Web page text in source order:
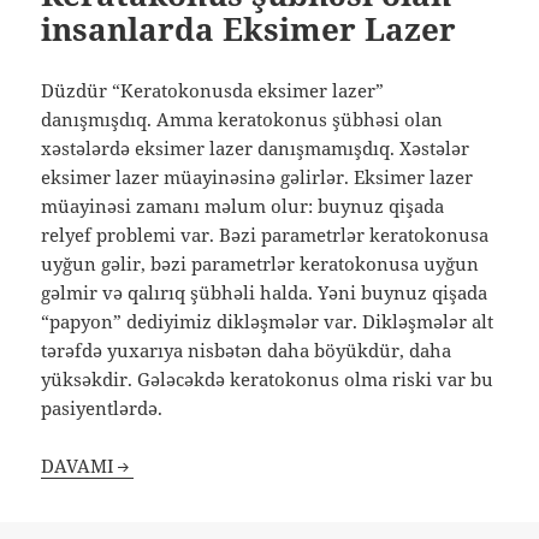
insanlarda Eksimer Lazer
Düzdür “Keratokonusda eksimer lazer”
danışmışdıq. Amma keratokonus şübhəsi olan
xəstələrdə eksimer lazer danışmamışdıq. Xəstələr
eksimer lazer müayinəsinə gəlirlər. Eksimer lazer
müayinəsi zamanı məlum olur: buynuz qişada
relyef problemi var. Bəzi parametrlər keratokonusa
uyğun gəlir, bəzi parametrlər keratokonusa uyğun
gəlmir və qalırıq şübhəli halda. Yəni buynuz qişada
“papyon” dediyimiz dikləşmələr var. Dikləşmələr alt
tərəfdə yuxarıya nisbətən daha böyükdür, daha
yüksəkdir. Gələcəkdə keratokonus olma riski var bu
pasiyentlərdə.
DAVAMI